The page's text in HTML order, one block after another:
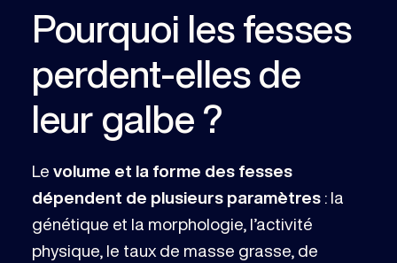
Pourquoi les fesses
perdent-elles de
leur galbe ?
Le volume et la forme des fesses
dépendent de plusieurs paramètres: la
génétique et la morphologie, l’activité
physique, le taux de masse grasse, de